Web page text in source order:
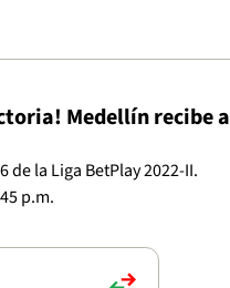
Medellín recibe a
la Liga BetPlay 2022-II.
p.m.